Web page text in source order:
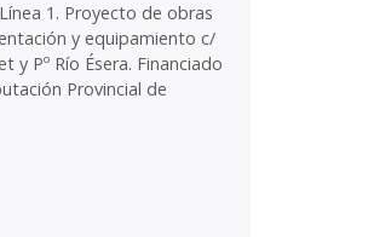
1. Proyecto de obras
y equipamiento c/
y Pº Río Ésera. Financiado
Provincial de